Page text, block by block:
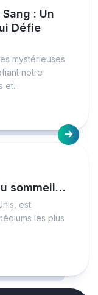
: Un
Défie
mystérieuses
notre
et...
sommeil…
est
les plus